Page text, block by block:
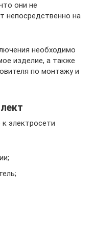
они не
непосредственно на
необходимо
изделие, а также
по монтажу и
электросети